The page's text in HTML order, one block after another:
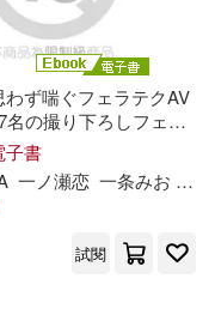
乃木絢愛 尾崎えりか 山
わず喘ぐフェラテクAV
名の撮り下ろしフェラ
(電子書)
子書
一ノ瀬恋 一条みお 上
試閱